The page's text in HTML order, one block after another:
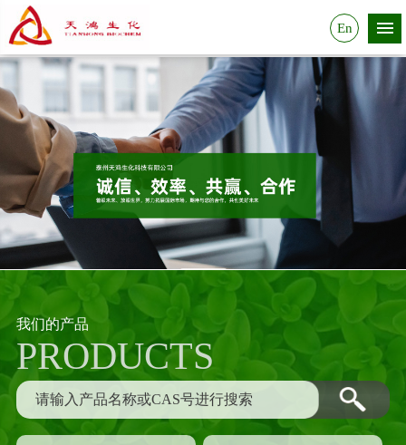
En
我们的产品
PRODUCTS